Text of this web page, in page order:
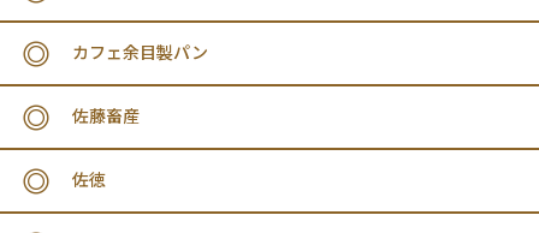
カフェ余目製パン
佐藤畜産
佐徳